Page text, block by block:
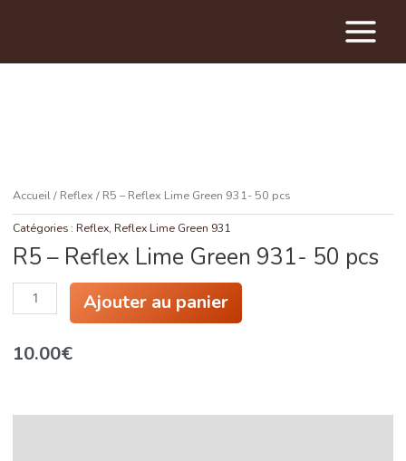
Main
Menu
Accueil/ Reflex / R5 – Reflex Lime Green 931- 50 pcs
Catégories : Reflex, Reflex Lime Green 931
R5 – Reflex Lime Green 931- 50 pcs
quantité
R5
Reflex
50
Ajouter au panier
10.00€